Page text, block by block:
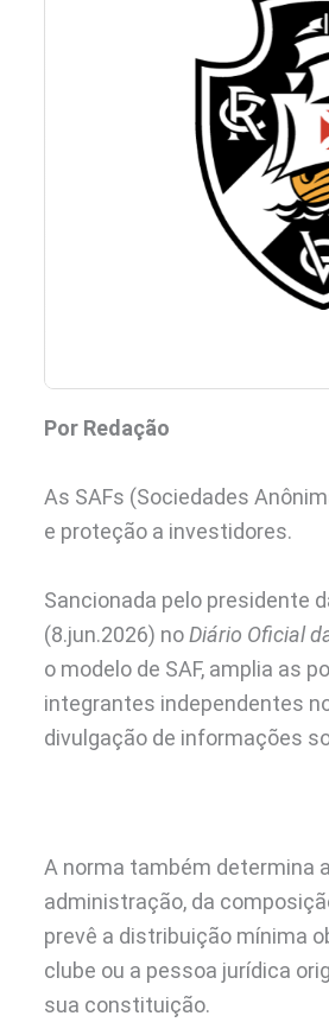
Por Redação
As SAFs (Sociedades
e proteção a investidores.
Sancionada pelo presidente
(8.jun.2026) noDiário Oficial
o modelo de SAF, amplia as
integrantes independentes
divulgação de informações
A norma também determina
administração, da
prevê a distribuição mínima
clube ou a pessoa jurídica
sua constituição.